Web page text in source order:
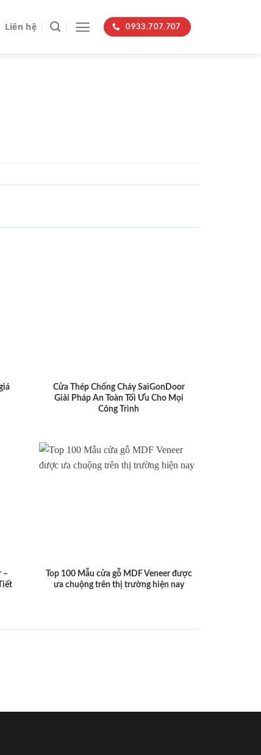
Liên hệ 0933.707.707
Cửa Thép Chống Cháy SaiGonDoor
Giải Pháp An Toàn Tối Ưu Cho Mọi
Công Trình
–
Top 100 Mẫu cửa gỗ MDF Veneer được
ưa chuộng trên thị trường hiện nay